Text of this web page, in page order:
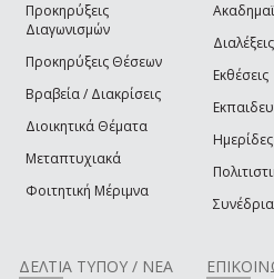
Προκηρύξεις
Διαγωνισμών
Προκηρύξεις Θέσεων
Βραβεία / Διακρίσεις
Διοικητικά Θέματα
Μεταπτυχιακά
Φοιτητική Μέριμνα
Διαλέξεις
Εκθέσεις
Ημερίδες
Συνέδρια
ΔΕΛΤΙΑ ΤΥΠΟΥ / ΝΕΑ